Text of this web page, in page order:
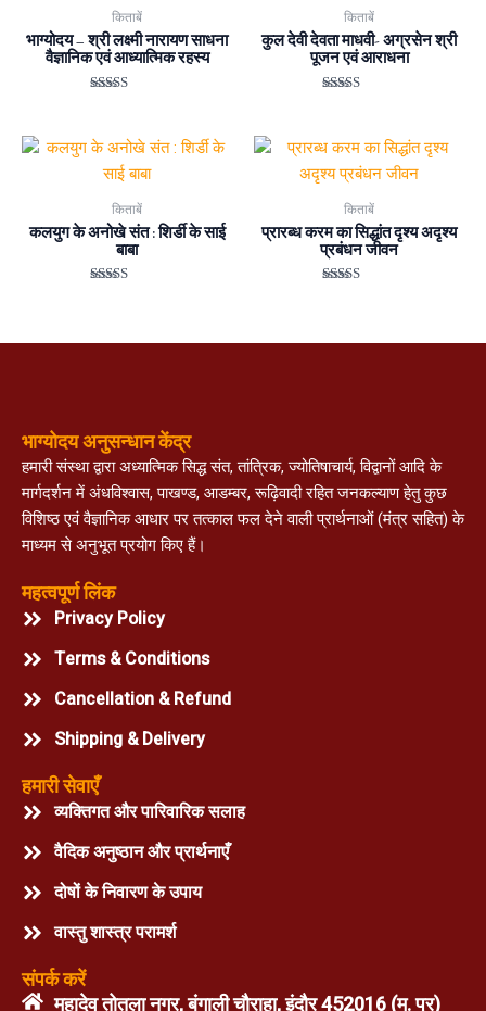
किताबें
भाग्योदय – श्री लक्ष्मी नारायण साधना
वैज्ञानिक एवं आध्यात्मिक रहस्य
किताबें
कुल देवी देवता माधवी- अग्रसेन श्री
पूजन एवं आराधना
किताबें
कलयुग के अनोखे संत : शिर्डी के साई
बाबा
किताबें
प्रारब्ध करम का सिद्धांत दृश्य अदृश्य
प्रबंधन जीवन
भाग्योदय अनुसन्धान केंद्र
हमारी संस्था द्वारा अध्यात्मिक सिद्ध संत, तांत्रिक, ज्योतिषाचार्य, विद्वानों आदि के
मार्गदर्शन में अंधविश्वास, पाखण्ड, आडम्बर, रूढ़िवादी रहित जनकल्याण हेतु कुछ
विशिष्ठ एवं वैज्ञानिक आधार पर तत्काल फल देने वाली प्रार्थनाओं (मंत्र सहित) के
माध्यम से अनुभूत प्रयोग किए हैं।
महत्वपूर्ण लिंक
Privacy Policy
Terms & Conditions
Cancellation & Refund
Shipping & Delivery
हमारी सेवाएँ
व्यक्तिगत और पारिवारिक सलाह
वैदिक अनुष्ठान और प्रार्थनाएँ
दोषों के निवारण के उपाय
वास्तु शास्त्र परामर्श
संपर्क करें
महादेव तोतला नगर, बंगाली चौराहा, इंदौर 452016 (म. प्र)